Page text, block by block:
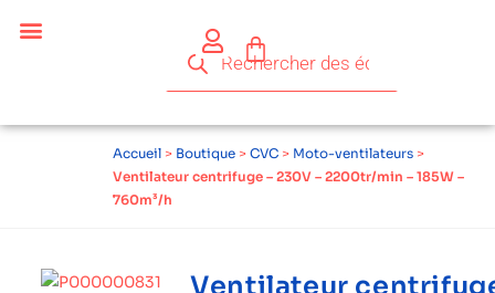
Accueil > Boutique > CVC > Moto-ventilateurs >
Ventilateur centrifuge – 230V – 2200tr/min – 185W –
760m³/h
Ventilateur